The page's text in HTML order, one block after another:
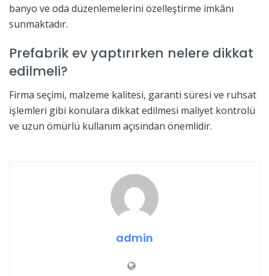
banyo ve oda düzenlemelerini özelleştirme imkânı
sunmaktadır.
Prefabrik ev yaptırırken nelere dikkat
edilmeli?
Firma seçimi, malzeme kalitesi, garanti süresi ve ruhsat
işlemleri gibi konulara dikkat edilmesi maliyet kontrolü
ve uzun ömürlü kullanım açısından önemlidir.
admin